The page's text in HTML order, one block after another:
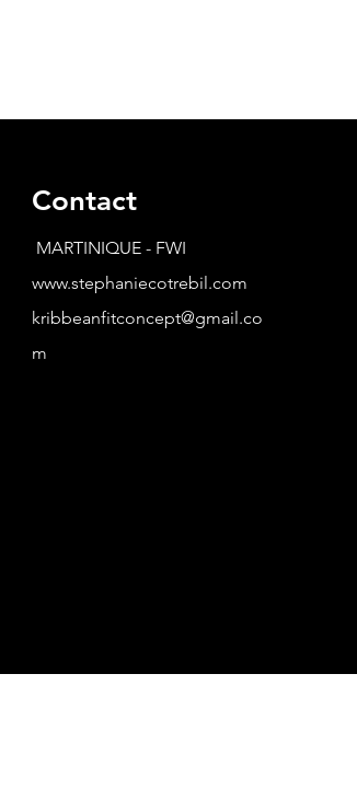
Contact
MARTINIQUE - FWI
www.stephaniecotrebil.com
kribbeanfitconcept@gmail.co
m